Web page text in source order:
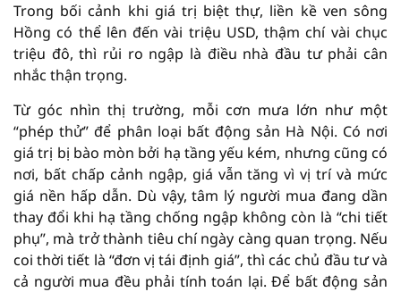
Trong bối cảnh khi giá trị biệt thự, liền kề ven sông
Hồng có thể lên đến vài triệu USD, thậm chí vài chục
triệu đô, thì rủi ro ngập là điều nhà đầu tư phải cân
nhắc thận trọng.
Từ góc nhìn thị trường, mỗi cơn mưa lớn như một
“phép thử” để phân loại bất động sản Hà Nội. Có nơi
giá trị bị bào mòn bởi hạ tầng yếu kém, nhưng cũng có
nơi, bất chấp cảnh ngập, giá vẫn tăng vì vị trí và mức
giá nền hấp dẫn. Dù vậy, tâm lý người mua đang dần
thay đổi khi hạ tầng chống ngập không còn là “chi tiết
phụ”, mà trở thành tiêu chí ngày càng quan trọng. Nếu
coi thời tiết là “đơn vị tái định giá”, thì các chủ đầu tư và
cả người mua đều phải tính toán lại. Để bất động sản